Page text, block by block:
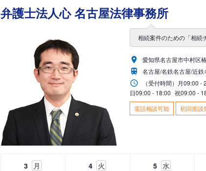
弁護士法人心 名古屋法律事務所
相続案件のための「相続
愛知県名古屋市中村区
名古屋/名鉄名古屋/近鉄
（受付時間） 月09:00 -
日09:00 - 18:00 祝09:00 -
電話相談可能
初回面談
3 月 4 火 5 水